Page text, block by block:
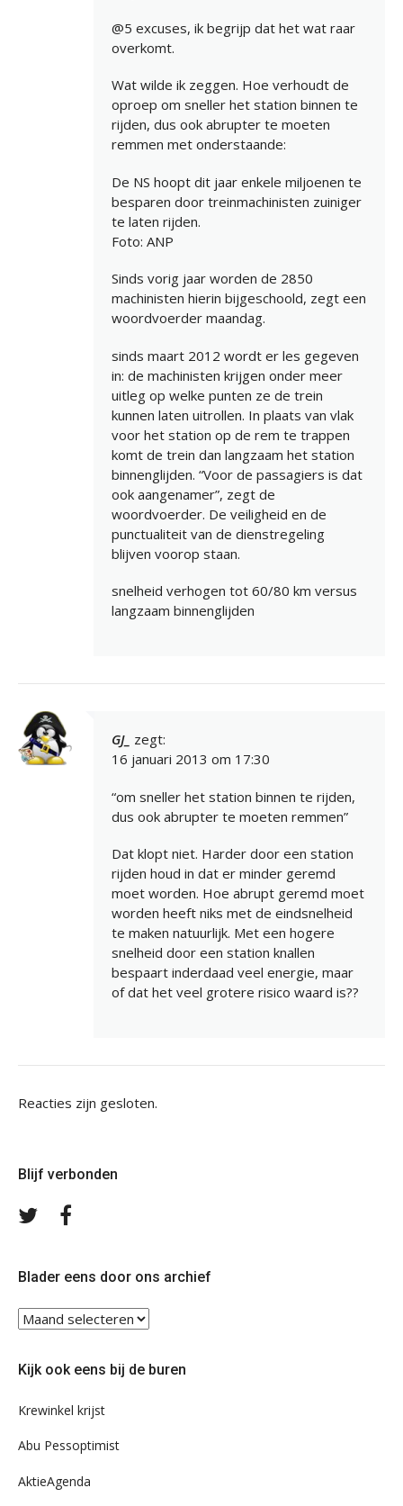
@5 excuses, ik begrijp dat het wat raar
overkomt.
Wat wilde ik zeggen. Hoe verhoudt de
oproep om sneller het station binnen te
rijden, dus ook abrupter te moeten
remmen met onderstaande:
De NS hoopt dit jaar enkele miljoenen te
besparen door treinmachinisten zuiniger
te laten rijden.
Foto: ANP
Sinds vorig jaar worden de 2850
machinisten hierin bijgeschoold, zegt een
woordvoerder maandag.
sinds maart 2012 wordt er les gegeven
in: de machinisten krijgen onder meer
uitleg op welke punten ze de trein
kunnen laten uitrollen. In plaats van vlak
voor het station op de rem te trappen
komt de trein dan langzaam het station
binnenglijden. “Voor de passagiers is dat
ook aangenamer”, zegt de
woordvoerder. De veiligheid en de
punctualiteit van de dienstregeling
blijven voorop staan.
snelheid verhogen tot 60/80 km versus
langzaam binnenglijden
GJ_ zegt:
16 januari 2013 om 17:30
“om sneller het station binnen te rijden,
dus ook abrupter te moeten remmen”
Dat klopt niet. Harder door een station
rijden houd in dat er minder geremd
moet worden. Hoe abrupt geremd moet
worden heeft niks met de eindsnelheid
te maken natuurlijk. Met een hogere
snelheid door een station knallen
bespaart inderdaad veel energie, maar
of dat het veel grotere risico waard is??
Reacties zijn gesloten.
Blijf verbonden
Volg
Blader eens door ons archief
Blader
ons
Kijk ook eens bij de buren
Krewinkel krijst
Abu Pessoptimist
AktieAgenda